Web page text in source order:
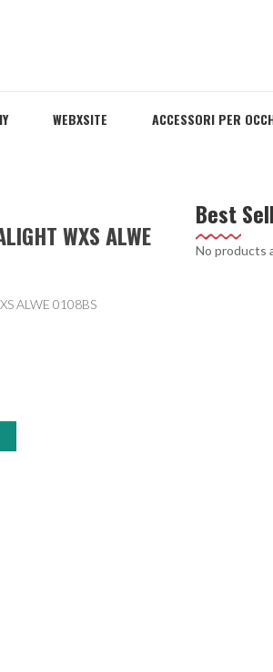
WEBXSITE ACCESSORI PER
WXS ALWE
ALWE 0108BS
Best
No products